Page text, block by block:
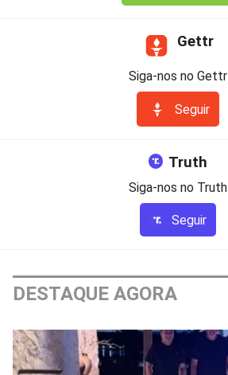
Gettr
Siga-nos no Gettr
Seguir
Truth
Siga-nos no Truth
Seguir
DESTAQUE AGORA